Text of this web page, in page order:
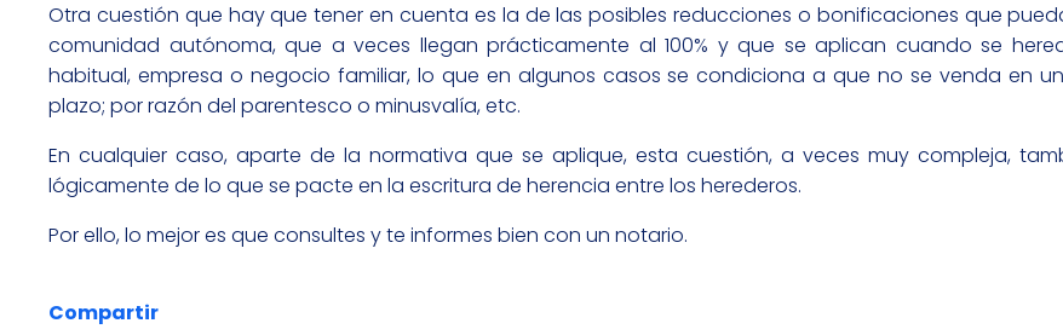
Otra cuestión que hay que tener en cuenta es la de las posibles reducciones o bonificaciones que
comunidad autónoma, que a veces llegan prácticamente al 100% y que se aplican cuando se
habitual, empresa o negocio familiar, lo que en algunos casos se condiciona a que no se venda en
plazo; por razón del parentesco o minusvalía, etc.
En cualquier caso, aparte de la normativa que se aplique, esta cuestión, a veces muy compleja,
lógicamente de lo que se pacte en la escritura de herencia entre los herederos.
Por ello, lo mejor es que consultes y te informes bien con un notario.
Compartir